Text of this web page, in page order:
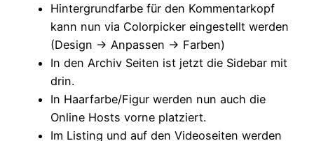
Hintergrundfarbe für den Kommentarkopf
kann nun via Colorpicker eingestellt werden
(Design -> Anpassen -> Farben)
In den Archiv Seiten ist jetzt die Sidebar mit
drin.
In Haarfarbe/Figur werden nun auch die
Online Hosts vorne platziert.
Im Listing und auf den Videoseiten werden